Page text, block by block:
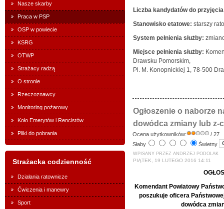
Nasze skarby
Praca w PSP
OSP w powiecie
KSRG
OTWP
Strażacy radzą
O stronie
Rzeczoznawcy
Monitoring pożarowy
Koło Emerytów i Rencistów
Pliki do pobrania
Strażacka codzienność
Działania ratownicze
Ćwiczenia i manewry
Sport
Liczba kandydatów do przyjęcia
Stanowisko etatowe: starszy
System pełnienia służby:
Miejsce pełnienia służby:
Drawsku Pomorskim,
Pl. M. Konopnickiej 1, 78-500
Ogłoszenie o naborze
dowódca zmiany lub z-
Ocena użytkowników:
/ 27
Słaby
Świetny
WPISANY PRZEZ ANDRZEJ PODOLAK
PIĄTEK, 19 LUTEGO 2016 14:11
Komendant Powiatowy
poszukuje oficera
dowódca